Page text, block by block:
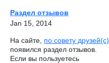
Раздел отзывов
Jan 15, 2014
На сайте, по совету друзей(с)
появился раздел отзывов.
Если вы пользуетесь